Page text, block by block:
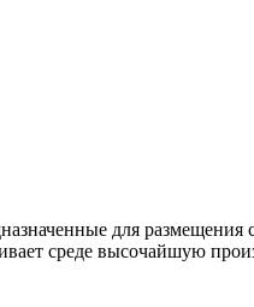
для
среде высочайшую